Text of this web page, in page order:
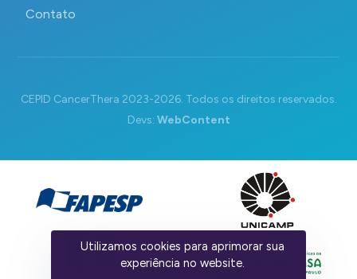
Contato
CEPID CancerThera 2023-2026. Todos os direitos reservados.
Devs: WebContent
Utilizamos cookies para aprimorar sua
experiência no website.